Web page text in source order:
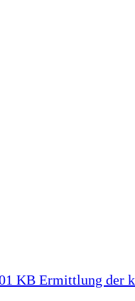
KB Ermittlung der